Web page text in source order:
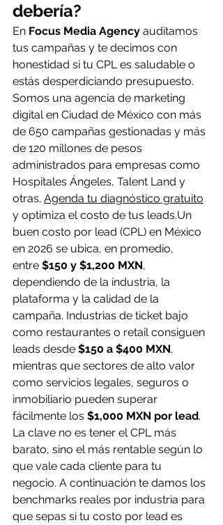
debería?
En Focus Media Agency auditamos
tus campañas y te decimos con
honestidad si tu CPL es saludable o
estás desperdiciando presupuesto.
Somos una agencia de marketing
digital en Ciudad de México con más
de 650 campañas gestionadas y más
de 120 millones de pesos
administrados para empresas como
Hospitales Ángeles, Talent Land y
otras. Agenda tu diagnóstico gratuito
y optimiza el costo de tus leads.Un
buen costo por lead (CPL) en México
en 2026 se ubica, en promedio,
entre $150 y $1,200 MXN,
dependiendo de la industria, la
plataforma y la calidad de la
campaña. Industrias de ticket bajo
como restaurantes o retail consiguen
leads desde $150 a $400 MXN,
mientras que sectores de alto valor
como servicios legales, seguros o
inmobiliario pueden superar
fácilmente los $1,000 MXN por lead.
La clave no es tener el CPL más
barato, sino el más rentable según lo
que vale cada cliente para tu
negocio. A continuación te damos los
benchmarks reales por industria para
que sepas si tu costo por lead es